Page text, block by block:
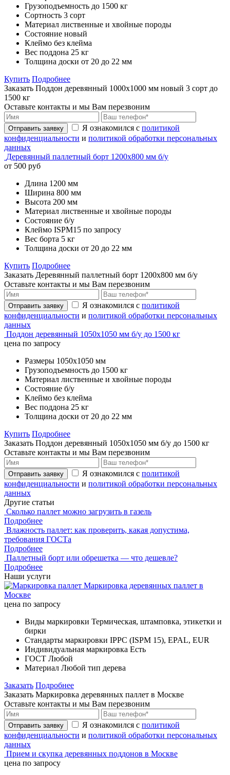
Грузоподъемность до 1500 кг
Сортность 3 сорт
Материал лиственные и хвойные породы
Состояние новый
Клеймо без клейма
Вес поддона 25 кг
Толщина доски от 20 до 22 мм
Купить Подробнее
Заказать Поддон деревянный 1000х1000 мм новый 3 сорт до
1500 кг
Оставьте контакты и мы Вам перезвоним
Отправить заявку Я ознакомился с политикой
конфиденциальности и политикой обработки персональных
данных
Деревянный паллетный борт 1200х800 мм б/у
от 500 руб
Длина 1200 мм
Ширина 800 мм
Высота 200 мм
Материал лиственные и хвойные породы
Состояние б/у
Клеймо ISPM15 по запросу
Вес борта 5 кг
Толщина доски от 20 до 22 мм
Купить Подробнее
Заказать Деревянный паллетный борт 1200х800 мм б/у
Оставьте контакты и мы Вам перезвоним
Отправить заявку Я ознакомился с политикой
конфиденциальности и политикой обработки персональных
данных
Поддон деревянный 1050х1050 мм б/у до 1500 кг
цена по запросу
Размеры 1050х1050 мм
Грузоподъемность до 1500 кг
Материал лиственные и хвойные породы
Состояние б/у
Клеймо без клейма
Вес поддона 25 кг
Толщина доски от 20 до 22 мм
Купить Подробнее
Заказать Поддон деревянный 1050х1050 мм б/у до 1500 кг
Оставьте контакты и мы Вам перезвоним
Отправить заявку Я ознакомился с политикой
конфиденциальности и политикой обработки персональных
данных
Другие статьи
Сколько паллет можно загрузить в газель
Подробнее
Влажность паллет: как проверить, какая допустима,
требования ГОСТа
Подробнее
Паллетный борт или обрешетка — что дешевле?
Подробнее
Наши услуги
Маркировка деревянных паллет в
Москве
цена по запросу
Виды маркировки Термическая, штамповка, этикетки и
бирки
Стандарты маркировки IPPC (ISPM 15), EPAL, EUR
Индивидуальная маркировка Есть
ГОСТ Любой
Материал Любой тип дерева
Заказать Подробнее
Заказать Маркировка деревянных паллет в Москве
Оставьте контакты и мы Вам перезвоним
Отправить заявку Я ознакомился с политикой
конфиденциальности и политикой обработки персональных
данных
Прием и скупка деревянных поддонов в Москве
цена по запросу